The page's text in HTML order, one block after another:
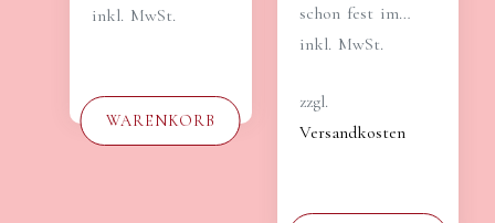
inkl. MwSt.
WARENKORB
schon fest im…
inkl. MwSt.
zzgl.
Versandkosten